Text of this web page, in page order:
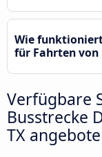
Wie
für Fahrten von
Verfügbare
Busstrecke
TX